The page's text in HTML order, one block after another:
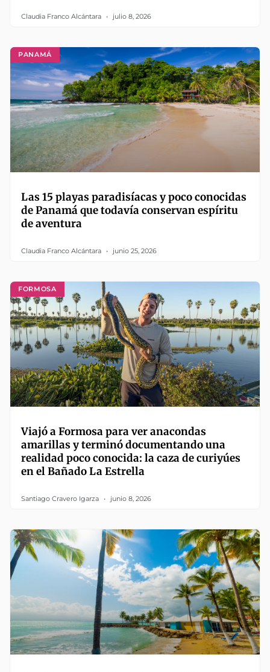
Claudia Franco Alcántara julio 8, 2026
PANAMÁ
Las 15 playas paradisíacas y poco conocidas
de Panamá que todavía conservan espíritu
de aventura
Claudia Franco Alcántara junio 25, 2026
FORMOSA
Viajó a Formosa para ver anacondas
amarillas y terminó documentando una
realidad poco conocida: la caza de curiyúes
en el Bañado La Estrella
Santiago Cravero Igarza junio 8, 2026